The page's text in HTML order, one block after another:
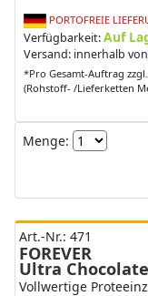
PORTOFREIE
Verfügbarkeit:Auf
Versand: innerhalb
*Pro Gesamt-Auftrag
(Rohstoff- /Lieferketten
Menge:
Art.-Nr.: 471
FOREVER
Ultra
Vollwertige